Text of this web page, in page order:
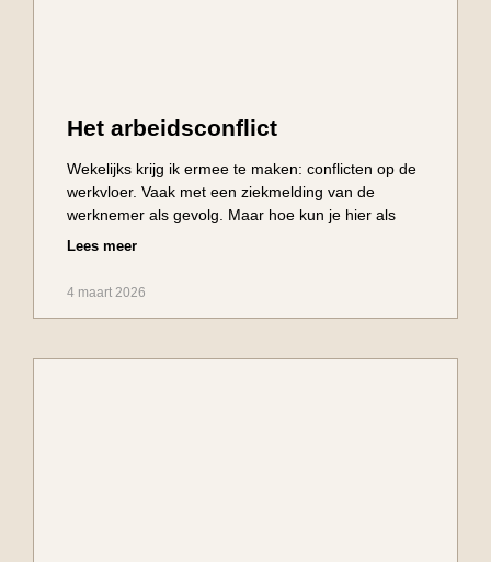
Het arbeidsconflict
Wekelijks krijg ik ermee te maken: conflicten op de
werkvloer. Vaak met een ziekmelding van de
werknemer als gevolg. Maar hoe kun je hier als
Lees meer
4 maart 2026